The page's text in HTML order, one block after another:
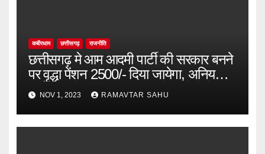
कबीरधाम छत्तीसगढ़ राजनीति
छत्तीसगढ़ मे आम आदमी पार्टी की सरकार बनने
पर वृद्धा पेंशन 2500/- दिया जायेगा, अनियमित
कर्मचारी को नियमित किया जायेगा लोगो ने
चमेली कुर्रे
NOV 1, 2023 RAMAVTAR SAHU